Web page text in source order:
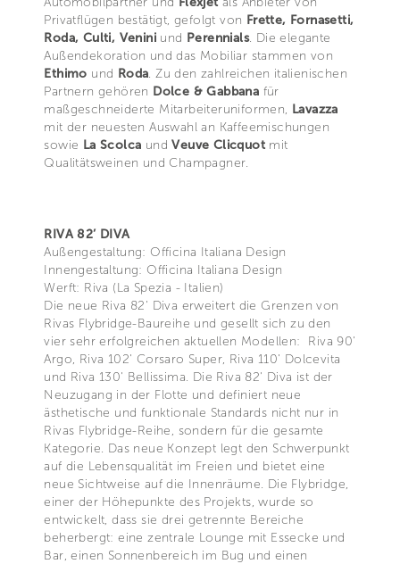
Privatflügen bestätigt, gefolgt von Frette, Fornasetti,
Roda, Culti, Veniniund Perennials. Die elegante
Außendekoration und das Mobiliar stammen von
Ethimo und Roda. Zu den zahlreichen italienischen
Partnern gehören Dolce & Gabbana für
maßgeschneiderte Mitarbeiteruniformen, Lavazza
mit der neuesten Auswahl an Kaffeemischungen
sowie La Scolca undVeuve Clicquotmit
Qualitätsweinen und Champagner.
RIVA 82’ DIVA
Außengestaltung: Officina Italiana Design
Innengestaltung: Officina Italiana Design
Werft: Riva (La Spezia - Italien)
Die neue Riva 82' Diva erweitert die Grenzen von
Rivas Flybridge-Baureihe und gesellt sich zu den
vier sehr erfolgreichen aktuellen Modellen: Riva 90'
Argo, Riva 102' Corsaro Super, Riva 110' Dolcevita
und Riva 130' Bellissima. Die Riva 82' Diva ist der
Neuzugang in der Flotte und definiert neue
ästhetische und funktionale Standards nicht nur in
Rivas Flybridge-Reihe, sondern für die gesamte
Kategorie. Das neue Konzept legt den Schwerpunkt
auf die Lebensqualität im Freien und bietet eine
neue Sichtweise auf die Innenräume. Die Flybridge,
einer der Höhepunkte des Projekts, wurde so
entwickelt, dass sie drei getrennte Bereiche
beherbergt: eine zentrale Lounge mit Essecke und
Bar, einen Sonnenbereich im Bug und einen